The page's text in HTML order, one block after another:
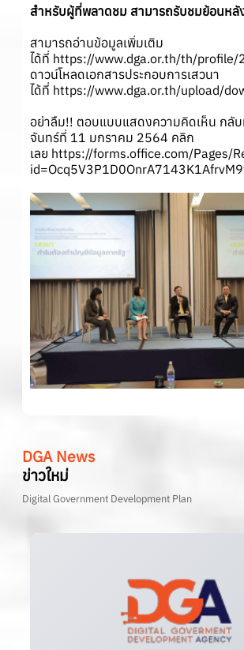
สำหรับผู้ที่พลาดชม สามารถรับชมย้อนหลั
สามารถอ่านข้อมูลเพิ่มเติม
ได้ที่ https://www.dga.or.th/th/
ดาวน์โหลดเอกสารประกอบการเสวนา
ได้ที่ https://www.dga.or.th/upload/
อย่าลืม!! ตอบแบบแสดงความคิดเห็น กลับ
จันทร์ที่ 11 มกราคม 2564 คลิก
เลย https://forms.office.com/Pages/
DGA News
ข่าวใหม่
Digital Government Development Plan